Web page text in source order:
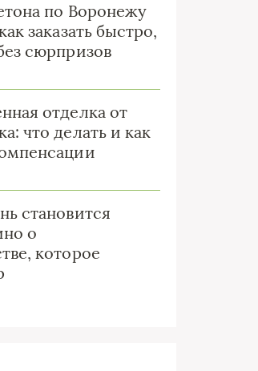
по Воронежу
заказать быстро,
сюрпризов
отделка от
что делать и как
становится
о
которое